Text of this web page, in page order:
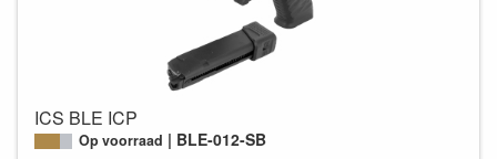
ICS BLE ICP
Op voorraad BLE-012-SB